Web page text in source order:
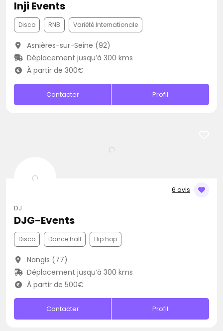
Inji Events
Disco RNB Variété Internationale
Asnières-sur-Seine (92)
Déplacement jusqu’à 300 kms
À partir de 300€
Contacter Profil
6 avis
DJ
DJG-Events
Disco Dance hall Hip hop
Nangis (77)
Déplacement jusqu’à 300 kms
À partir de 500€
Contacter Profil